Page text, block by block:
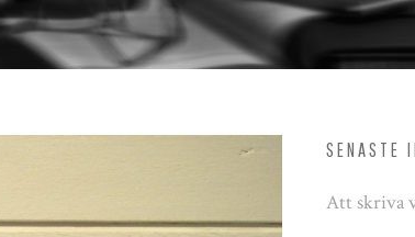
SENASTE
Att skriva